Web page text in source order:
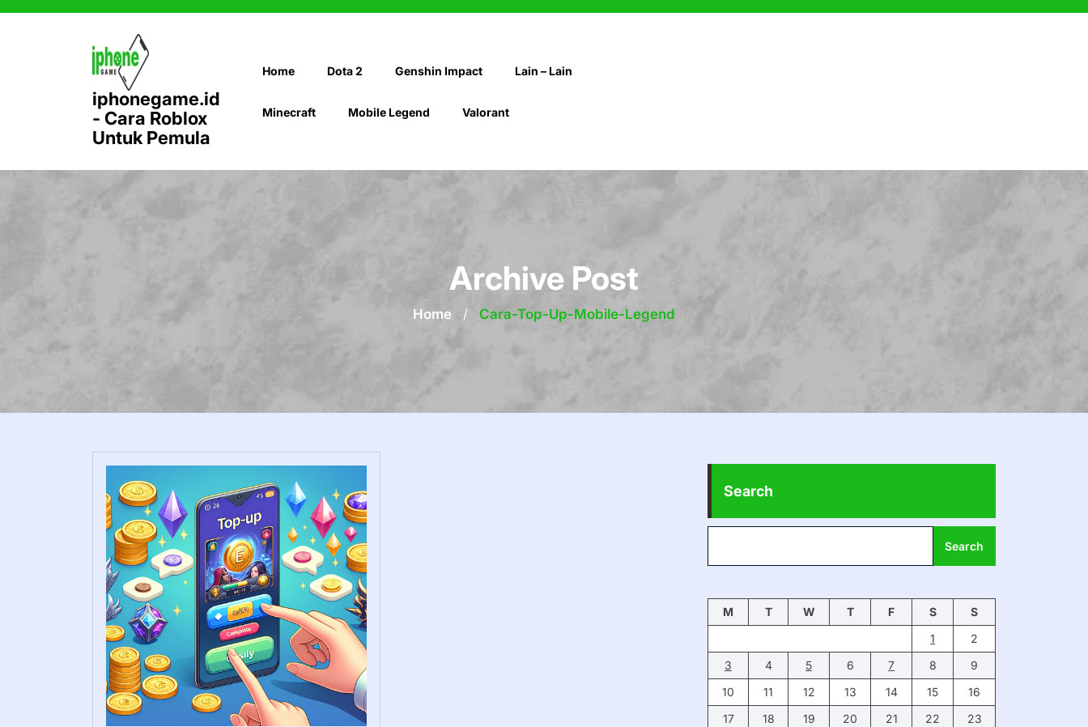
Skip
iphonegame.id
- Cara Roblox
Untuk Pemula
Home Dota 2 Genshin Impact Lain – Lain
Minecraft Mobile Legend Valorant
Archive Post
Home / Cara-Top-Up-Mobile-Legend
Search
Search
M T W T F S
S
1
2
3
4 5 6 7 8
9
10
11 12 13 14 15
16
17
18 19 20 21 22
23